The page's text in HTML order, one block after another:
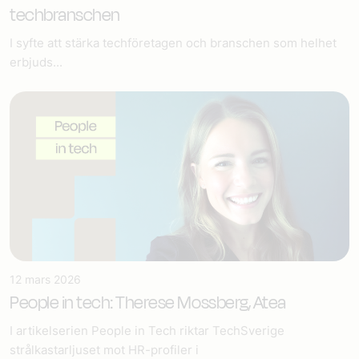
techbranschen
I syfte att stärka techföretagen och branschen som helhet
erbjuds...
12 mars 2026
People in tech: Therese Mossberg, Atea
I artikelserien People in Tech riktar TechSverige
strålkastarljuset mot HR-profiler i